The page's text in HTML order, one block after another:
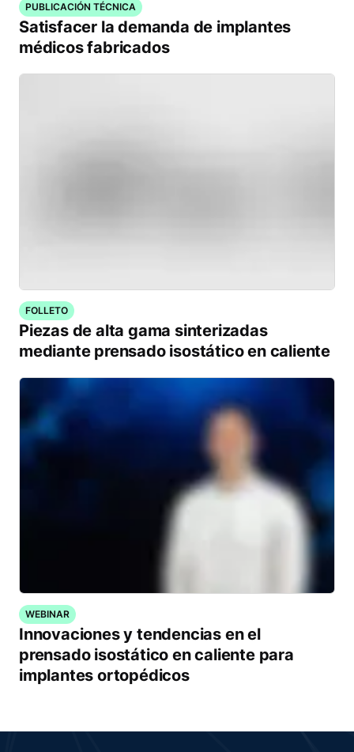
PUBLICACIÓN TÉCNICA
Satisfacer la demanda de implantes
médicos fabricados
FOLLETO
Piezas de alta gama sinterizadas
mediante prensado isostático en caliente
WEBINAR
Innovaciones y tendencias en el
prensado isostático en caliente para
implantes ortopédicos